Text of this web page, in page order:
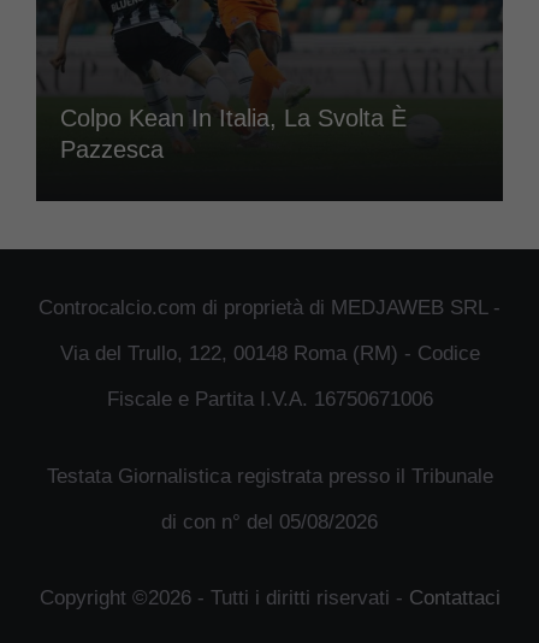
Colpo Kean In Italia, La Svolta È
Pazzesca
Controcalcio.com di proprietà di MEDJAWEB SRL -
Via del Trullo, 122, 00148 Roma (RM) - Codice
Fiscale e Partita I.V.A. 16750671006
Testata Giornalistica registrata presso il Tribunale
di con n° del 05/08/2026
Copyright ©2026 - Tutti i diritti riservati - Contattaci